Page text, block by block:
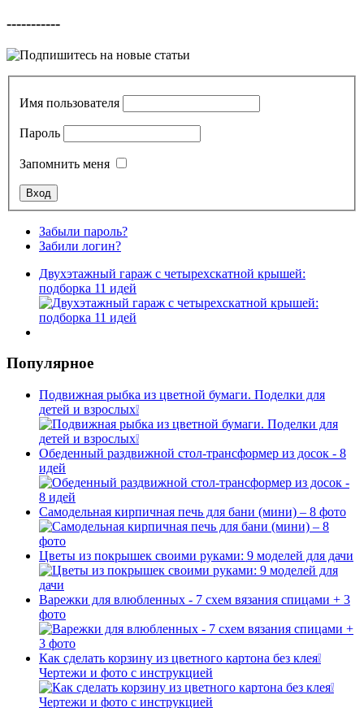
-----------
Имя пользователя
Пароль
Запомнить меня
Забыли пароль?
Забили логин?
Двухэтажный гараж с четырехскатной крышей:
подборка 11 идей
Популярное
Подвижная рыбка из цветной бумаги. Поделки для
детей и взрослых❕
Обеденный раздвижной стол-трансформер из досок - 8
идей
Самодельная кирпичная печь для бани (мини) – 8 фото
Цветы из покрышек своими руками: 9 моделей для дачи
Варежки для влюбленных - 7 схем вязания спицами + 3
фото
Как сделать корзину из цветного картона без клея❕
Чертежи и фото с инструкцией